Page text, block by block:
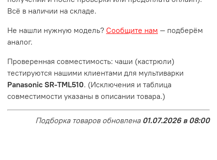
Всё в наличии на складе.
Не нашли нужную модель? Сообщите нам — подберём
аналог.
Проверенная совместимость: чаши (кастрюли)
тестируются нашими клиентами для мультиварки
Panasonic SR-TML510. (Исключения и таблица
совместимости указаны в описании товара.)
Подборка товаров обновлена 01.07.2026 в 08:00